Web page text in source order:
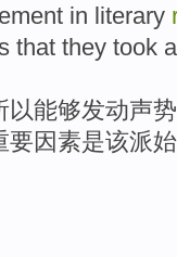
in literary
that they took a
以能够发动声
要因素是该派